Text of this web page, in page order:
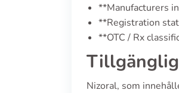
**Manufacturers
**Registration
**OTC / Rx
Nizoral, som